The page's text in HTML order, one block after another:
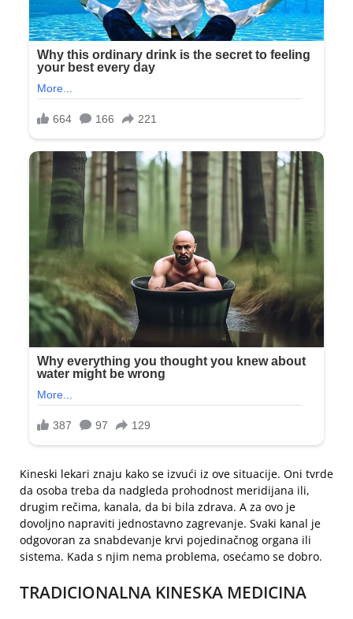
Kineski lekari znaju kako se izvući iz ove situacije. Oni tvrde
da osoba treba da nadgleda prohodnost meridijana ili,
drugim rečima, kanala, da bi bila zdrava. A za ovo je
dovoljno napraviti jednostavno zagrevanje. Svaki kanal je
odgovoran za snabdevanje krvi pojedinačnog organa ili
sistema. Kada s njim nema problema, osećamo se dobro.
TRADICIONALNA KINESKA MEDICINA